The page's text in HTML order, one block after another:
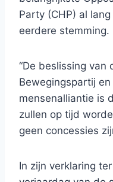
Party (CHP) al
eerdere stemming.
“De beslissing van
Bewegingspartij
mensenalliantie is
zullen op tijd
geen concessies
In zijn verklaring